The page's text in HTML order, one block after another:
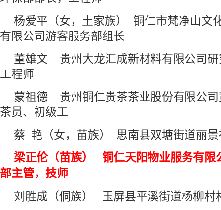
杨爱平（女，土家族） 铜仁市梵净山文
有限公司游客服务部组长
董雄文 贵州大龙汇成新材料有限公司研
工程师
蒙祖德 贵州铜仁贵茶茶业股份有限公司
茶员、初级工
蔡 艳（女，苗族） 思南县双塘街道丽
梁正伦（苗族） 铜仁天阳物业服务有限
部主管，技师
刘胜成（侗族） 玉屏县平溪街道杨柳